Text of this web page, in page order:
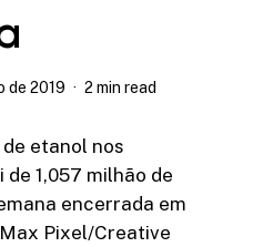
de 2019 2 min read
etanol nos
1,057 milhão de
encerrada em
Pixel/Creative